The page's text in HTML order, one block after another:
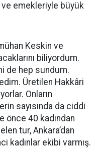
emekleriyle büyük
Keskin ve
biliyordum.
de hep sundum.
Üretilen Hakkâri
Onların
sayısında da ciddi
önce 40 kadından
tur, Ankara’dan
kadınlar ekibi varmış.